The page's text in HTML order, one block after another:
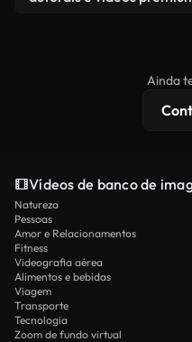
licenciamento
Ainda
Vídeos de banco de
Natureza
Pessoas
Amor e Relacionamentos
Fitness
Videografia aérea
Alimentos e bebidas
Viagem
Transporte
Tecnologia
Zoom de fundo virtual